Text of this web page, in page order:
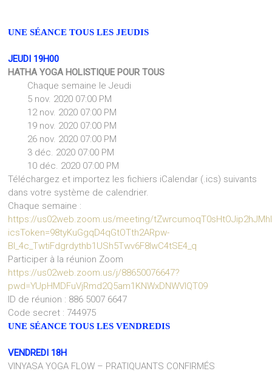
UNE SÉANCE TOUS LES JEUDIS
JEUDI 19H00
HATHA YOGA HOLISTIQUE POUR TOUS
Chaque semaine le Jeudi
5 nov. 2020 07:00 PM
12 nov. 2020 07:00 PM
19 nov. 2020 07:00 PM
26 nov. 2020 07:00 PM
3 déc. 2020 07:00 PM
10 déc. 2020 07:00 PM
Téléchargez et importez les fichiers iCalendar (.ics) suivants
dans votre système de calendrier.
Chaque semaine :
https://us02web.zoom.us/meeting/
icsToken=98tyKuGgqD4qGtOTth2ARpw-
BI_4c_TwtiFdgrdythb1USh5Twv6F8lwC4tSE4_q
Participer à la réunion Zoom
https://us02web.zoom.us/j/88650076647?
pwd=YUpHMDFuVjRmd2Q5am1KNWxDNWVIQT09
ID de réunion : 886 5007 6647
Code secret : 744975
UNE SÉANCE TOUS LES VENDREDIS
VENDREDI 18H
VINYASA YOGA FLOW – PRATIQUANTS CONFIRMÉS